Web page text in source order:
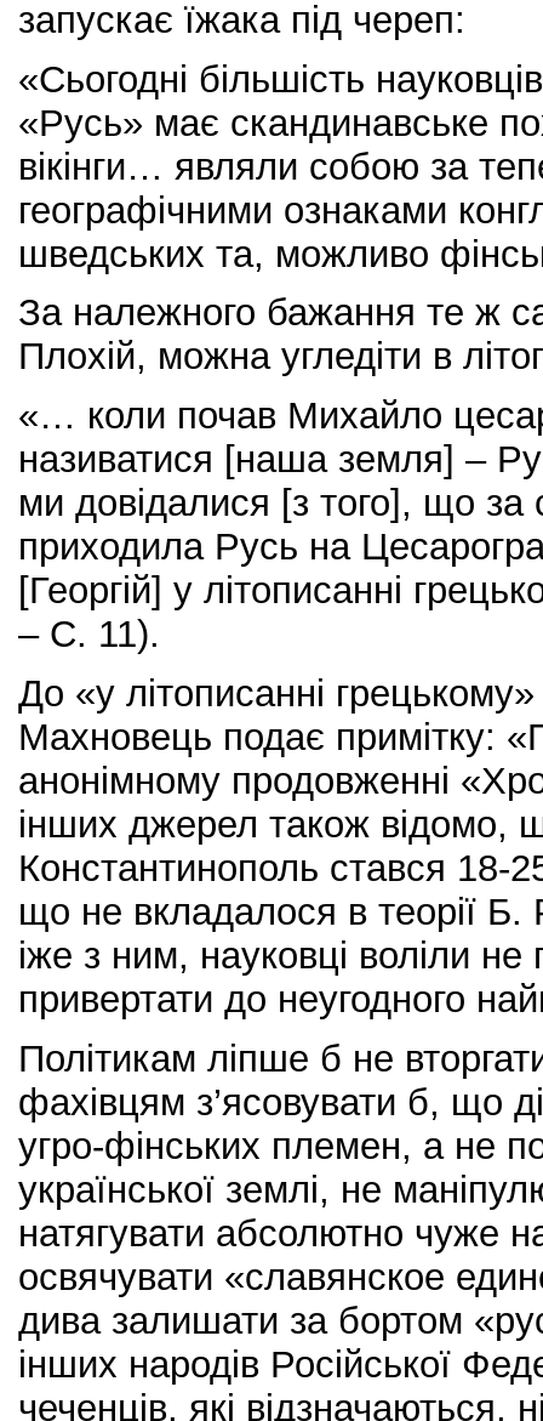
запускає їжака під череп:
«Сьогодні більшість
«Русь» має скандинавське
вікінги… являли собою за
географічними ознаками
шведських та, можливо
За належного бажання те ж
Плохій, можна угледіти в
«… коли почав Михайло
називатися [наша земля] –
ми довідалися [з того], що за
приходила Русь на
[Георгій] у літописанні
– С. 11).
До «у літописанні
Махновець подає примітку:
анонімному продовженні
інших джерел також відомо,
Константинополь стався 18-
що не вкладалося в теорії Б.
іже з ним, науковці воліли
привертати до неугодного
Політикам ліпше б не
фахівцям з’ясовувати б, що
угро-фінських племен, а не
української землі, не
натягувати абсолютно чуже
освячувати «славянское
дива залишати за бортом
інших народів Російської
чеченців, які відзначаються,